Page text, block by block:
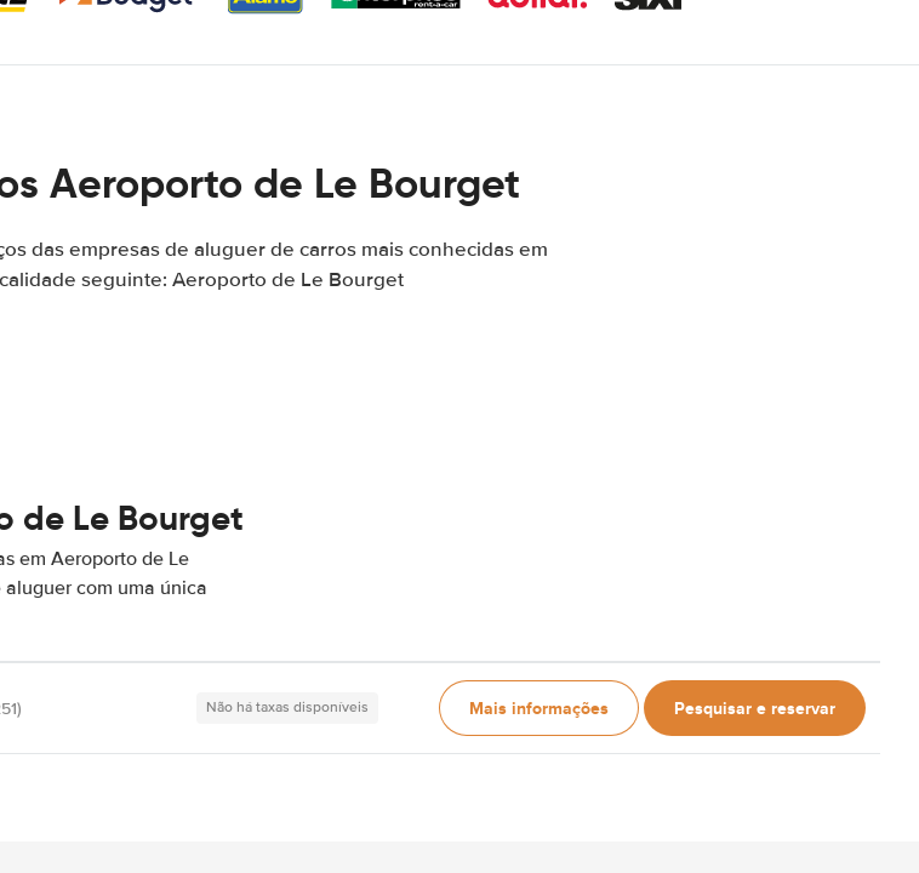
Aeroporto de Le Bourget
das empresas de aluguer de carros mais conhecidas em
seguinte: Aeroporto de Le Bourget
de Le Bourget
em Aeroporto de Le
aluguer com uma única
Não há taxas disponíveis Mais informações Pesquisar e reservar